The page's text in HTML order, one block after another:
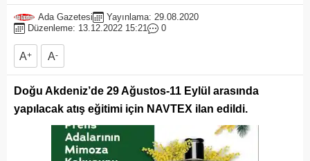
Ada Gazetesi
Yayınlama: 29.08.2020
Düzenleme: 13.12.2022 15:21
0
A+ A-
Doğu Akdeniz’de 29 Ağustos-11 Eylül arasında
yapılacak atış eğitimi için NAVTEX ilan edildi.